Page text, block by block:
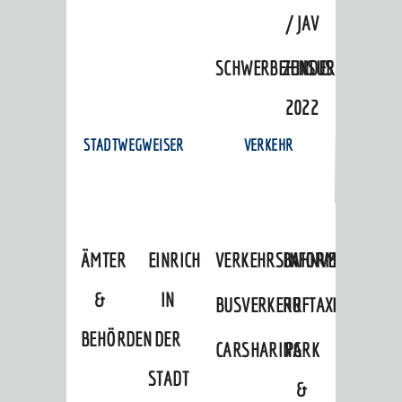
/ JAV
ZENSUS
2022
STADTWEGWEISER
ÄMTER
&
BEHÖRDEN
EINRICHTUNGEN
IN
DER
STADT
VERKEHR
VERKEHRSINFORMATIONEN
BAHNVERKEHR
BUSVERKEHRRUFTAXI
CARSHARINGPARK
&